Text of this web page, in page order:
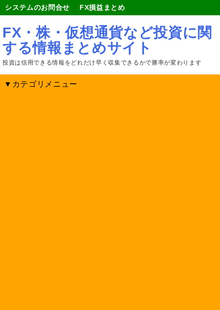
システムのお問合せ FX損益まとめ
FX・株・仮想通貨など投資に関
する情報まとめサイト
投資は信用できる情報をどれだけ早く収集できるかで勝率が変わります
▼カテゴリメニュー